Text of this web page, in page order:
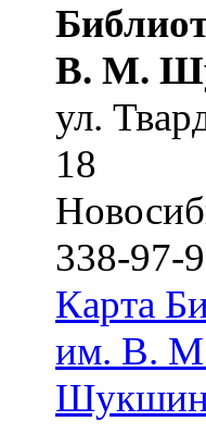
В. М.
ул.
18
338-97-
Карта
им. В.